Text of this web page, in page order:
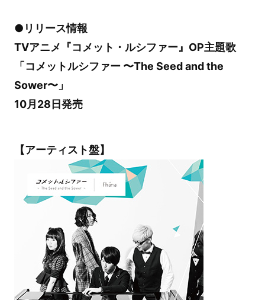
●リリース情報
TVアニメ『コメット・ルシファー』OP主題歌
「コメットルシファー 〜The Seed and the
Sower〜」
10月28日発売
【アーティスト盤】